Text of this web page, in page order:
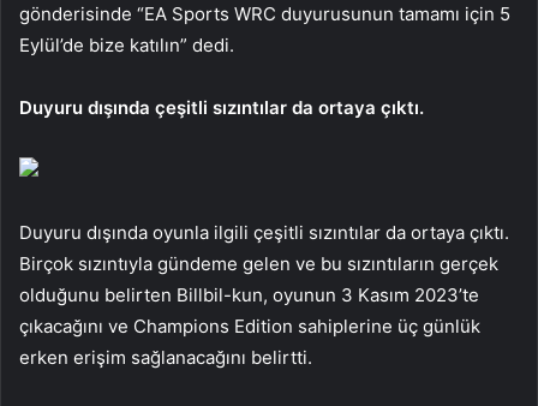
gönderisinde “EA Sports WRC duyurusunun tamamı için 5
Eylül’de bize katılın” dedi.
Duyuru dışında çeşitli sızıntılar da ortaya çıktı.
Duyuru dışında oyunla ilgili çeşitli sızıntılar da ortaya çıktı.
Birçok sızıntıyla gündeme gelen ve bu sızıntıların gerçek
olduğunu belirten Billbil-kun, oyunun 3 Kasım 2023’te
çıkacağını ve Champions Edition sahiplerine üç günlük
erken erişim sağlanacağını belirtti.